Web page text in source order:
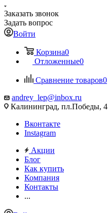
Заказать звонок
Задать вопрос
Войти
Корзина0
Отложенные0
Сравнение товаров0
andrey_lep@inbox.ru
Калининград, пл.Победы, 4
Вконтакте
Instagram
Акции
Блог
Как купить
Компания
Контакты
...